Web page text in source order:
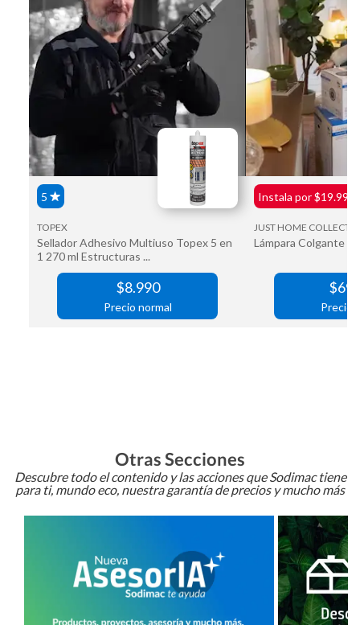
Otras Secciones
Descubre todo el contenido y las acciones que Sodimac tiene
para ti, mundo eco, nuestra garantía de precios y mucho más